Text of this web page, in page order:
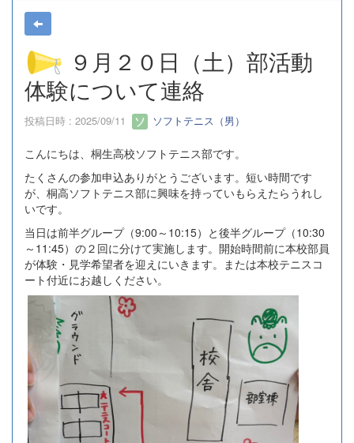
９月２０日（土）部活動
体験について連絡
投稿日時 : 2025/09/11 ソフトテニス（男）
こんにちは、桐生高校ソフトテニス部です。
たくさんの参加申込ありがとうございます。短い時間です
が、桐高ソフトテニス部に興味を持っていもらえたらうれし
いです。
当日は前半グループ（9:00～10:15）と後半グループ（10:30
～11:45）の２回に分けて実施します。開始時間前に本校部員
が体験・見学希望者を迎えにいきます。または本校テニスコ
ート付近にお越しください。